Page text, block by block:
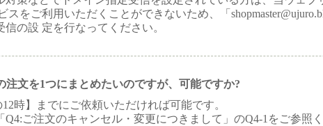
スをご利用いただくことができないため、「
信の設 定を行なってください。
注文を1つにまとめたいのですが、可能ですか?
時】までにご依頼いただければ可能です。
Q4:ご注文のキャンセル・変更につきまして」のQ4-1をご参照く